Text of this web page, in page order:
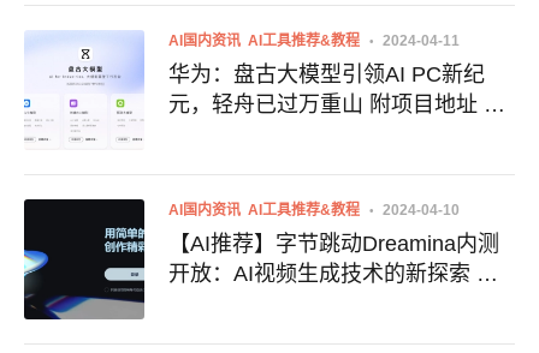
AI国内资讯 AI工具推荐&教程 2024-04-11
华为：盘古大模型引领AI PC新纪
元，轻舟已过万重山 附项目地址 盘
AI国内资讯 AI工具推荐&教程 2024-04-10
【AI推荐】字节跳动Dreamina内测
开放：AI视频生成技术的新探索 附